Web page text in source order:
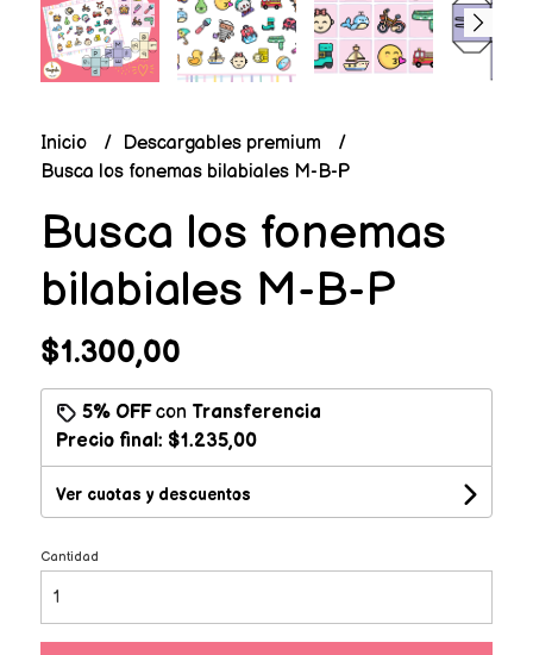
Inicio
Descargables premium
Busca los fonemas bilabiales M-B-P
Busca los fonemas
bilabiales M-B-P
$1.300,00
5% OFFcon Transferencia
Precio final: $1.235,00
Ver cuotas y descuentos
Cantidad